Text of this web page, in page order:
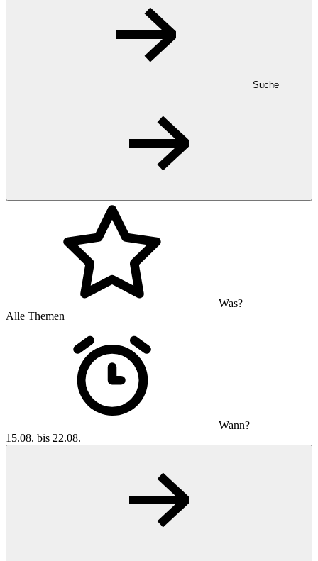
Suche
Was?
Alle Themen
Wann?
15.08. bis 22.08.